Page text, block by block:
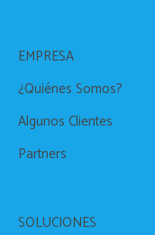
EMPRESA
¿Quiénes Somos?
Algunos Clientes
Partners
SOLUCIONES